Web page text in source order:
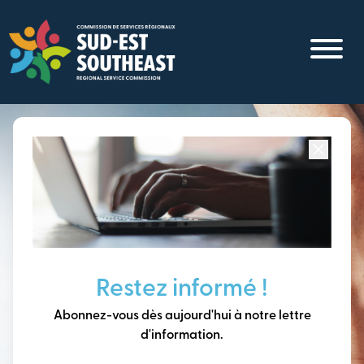
contenu
principal
Restez informé !
Abonnez-vous dès aujourd'hui à notre lettre
d'information.
Concentré sur toutes les communautés du
Nouveau-Brunswick
construire notre avenir